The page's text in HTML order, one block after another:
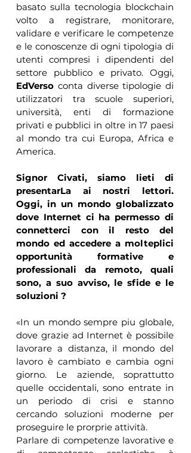
basato sulla tecnologia blockchain
volto a registrare, monitorare,
validare e verificare le competenze
e le conoscenze di ogni tipologia di
utenti compresi i dipendenti del
EdVerso conta diverse tipologie di
utilizzatori tra scuole superiori,
università, enti di formazione
privati ​​e pubblici in oltre in 17 paesi
al mondo tra cui Europa, Africa e
America.
Signor Civati, siamo lieti di
presentarLa ai nostri lettori.
Oggi, in un mondo globalizzato
dove Internet ci ha permesso di
connetterci con il resto del
mondo ed accedere a molteplici
opportunità formative e
professionali da remoto, quali
sono, a suo avviso, le sfide e le
soluzioni ?
«In un mondo sempre piu globale,
dove grazie ad Internet è possibile
lavorare a distanza, il mondo del
lavoro è cambiato e cambia ogni
giorno. Le aziende, soprattutto
quelle occidentali, sono entrate in
un periodo di crisi e stanno
cercando soluzioni moderne per
proseguire le prorprie attività.
Parlare di competenze lavorative e